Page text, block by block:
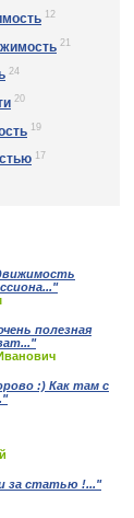
12
21
24
20
19
17
полезная
:) Как там с
за статью !..."